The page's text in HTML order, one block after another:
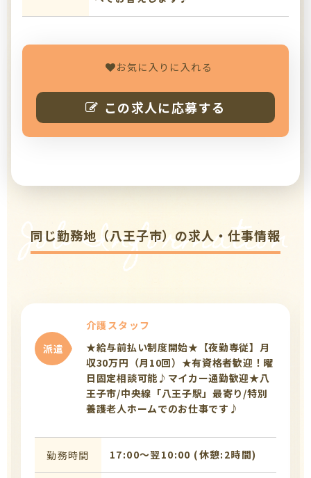
お気に入りに入れる
この求人に応募する
Job Information
同じ勤務地（八王子市）の求人・仕事情報
派遣
介護スタッフ
★給与前払い制度開始★【夜勤専従】月
収30万円（月10回）★有資格者歓迎！曜
日固定相談可能♪マイカー通勤歓迎★八
王子市/中央線「八王子駅」最寄り/特別
養護老人ホームでのお仕事です♪
勤務時間 17:00〜翌10:00 (休憩:2時間)